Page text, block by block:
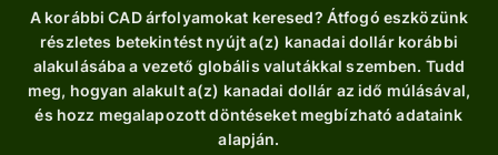
A korábbi CAD árfolyamokat keresed? Átfogó eszközünk
részletes betekintést nyújt a(z) kanadai dollár korábbi
alakulásába a vezető globális valutákkal szemben. Tudd
meg, hogyan alakult a(z) kanadai dollár az idő múlásával,
és hozz megalapozott döntéseket megbízható adataink
alapján.